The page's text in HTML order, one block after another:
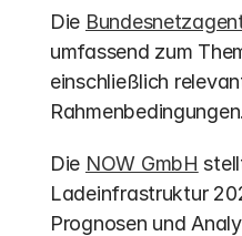
Die
umfassend zum
einschließlich
Rahmenbedingungen.
Die NOW GmbH
Ladeinfrastruktur
Prognosen und